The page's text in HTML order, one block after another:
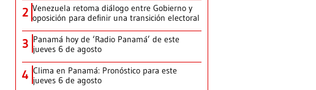
2 Venezuela retoma diálogo entre Gobierno y
oposición para definir una transición electoral
3 Panamá hoy de ‘Radio Panamá’ de este
jueves 6 de agosto
4 Clima en Panamá: Pronóstico para este
jueves 6 de agosto